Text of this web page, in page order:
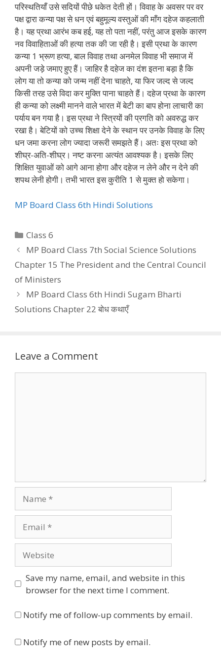
परिस्थतियाँ उसे सदियों पीछे धकेत देती हों। विवाह के अवसर पर वर
पक्ष द्वारा कन्या पक्ष से धन एवं बहुमूल्य वस्तुओं की माँग दहेज कहलाती
है। यह प्रथा आरंभ कब हई, यह तो पता नहीं, परंतु आज इसके कारण
नव विवाहिताओं की हत्या तक की जा रही है। इसी प्रथा के कारण
कन्या 1 भ्रूण हत्या, बाल विवाह तथा अनमेल विवाह भी समाज में
अपनी जड़े जमाए हुए हैं। जाहिर है दहेज का दंश इतना बड़ा है कि
लोग या तो कन्या को जन्म नहीं देना चाहते, या फिर जल्द से जल्द
किसी तरह उसे विदा कर मुक्ति पाना चाहते हैं। दहेज प्रथा के कारण
ही कन्या को लक्ष्मी मानने वाले भारत में बेटी का बाप होना लाचारी का
पर्याय बन गया है। इस प्रथा ने स्त्रियों की प्रगति को अवरुद्ध कर
रखा है। बेटियों को उच्च शिक्षा देने के स्थान पर उनके विवाह के लिए
धन जमा करना लोग ज्यादा जरूरी समझते हैं। अतः इस प्रथा को
शीघ्र-अति-शीघ्र। नष्ट करना अत्यंत आवश्यक है। इसके लिए
शिक्षित युवाओं को आगे आना होगा और दहेज न लेने और न देने की
शपथ लेनी होगी। तभी भारत इस कुरीति 1 से मुक्त हो सकेगा।
MP Board Class 6th Hindi Solutions
Categories
Class 6
MP Board Class 7th Social Science Solutions
Chapter 15 The President and the Central Council
of Ministers
MP Board Class 6th Hindi Sugam Bharti
Solutions Chapter 22 बोध कथाएँ
Leave a Comment
Save my name, email, and website in this
browser for the next time I comment.
Notify me of follow-up comments by email.
Notify me of new posts by email.